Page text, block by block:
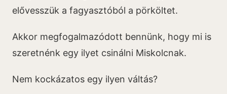
elővesszük a fagyasztóból a pörköltet.
Akkor megfogalmazódott bennünk, hogy mi is
szeretnénk egy ilyet csinálni Miskolcnak.
Nem kockázatos egy ilyen váltás?